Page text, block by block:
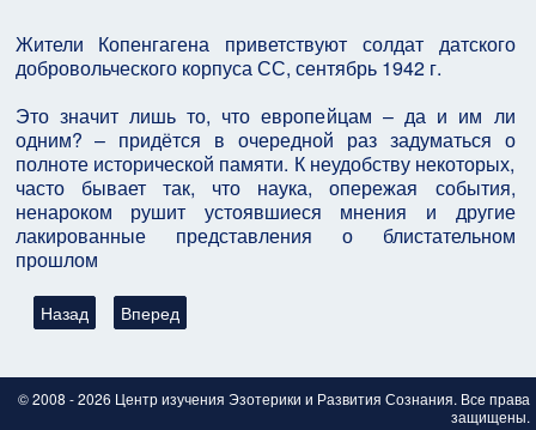
Жители Копенгагена приветствуют солдат датского
добровольческого корпуса СС, сентябрь 1942 г.
Это значит лишь то, что европейцам – да и им ли
одним? – придётся в очередной раз задуматься о
полноте исторической памяти. К неудобству некоторых,
часто бывает так, что наука, опережая события,
ненароком рушит устоявшиеся мнения и другие
лакированные представления о блистательном
прошлом
Предыдущий: Голландская баллада (2 мировая война,
Назад Следующий: Нация нобелевских лауреатов
Вперед
© 2008 - 2026 Центр изучения Эзотерики и Развития Сознания. Все права
защищены.